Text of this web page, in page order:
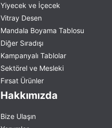
Yiyecek ve İçecek
Vitray Desen
Mandala Boyama Tablosu
Diğer Sıradışı
Kampanyalı Tablolar
Sektörel ve Mesleki
Fırsat Ürünler
Hakkımızda
Bize Ulaşın